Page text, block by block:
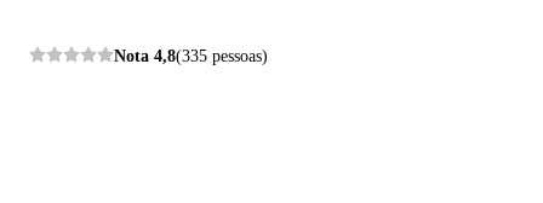
Nota 4,8(335 pessoas)